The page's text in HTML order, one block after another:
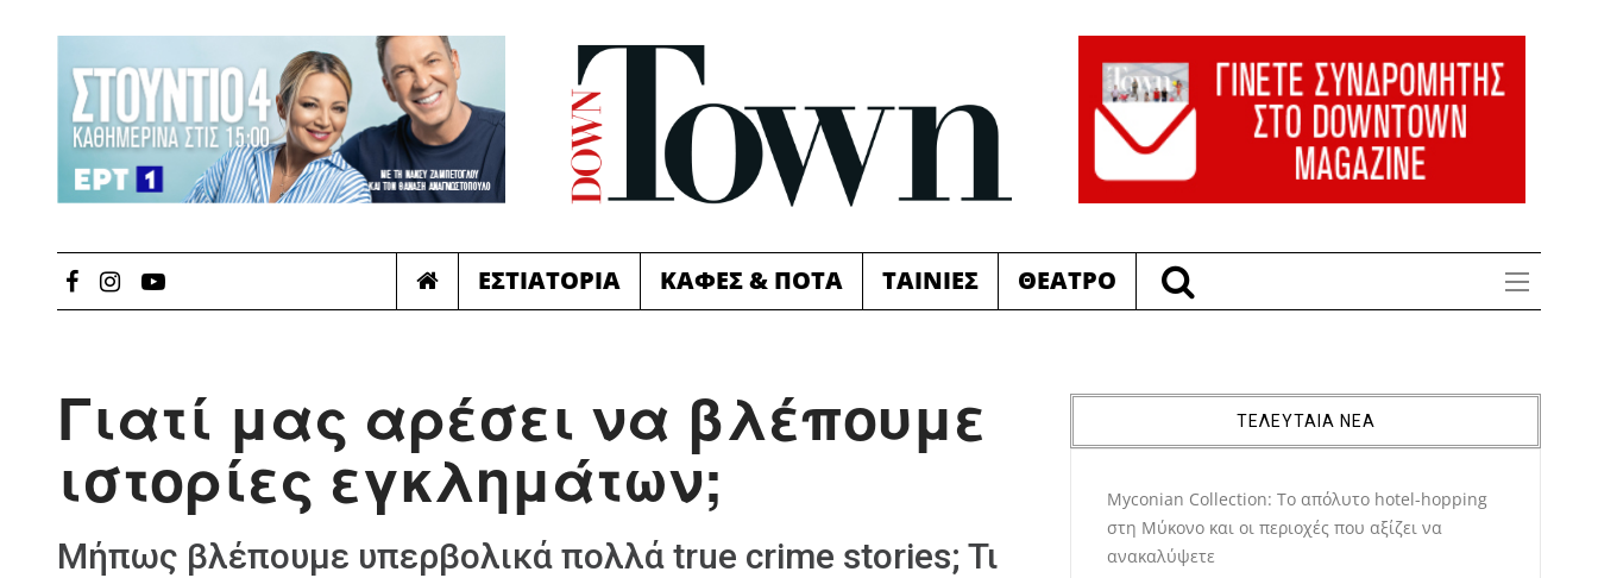
ΕΣΤΙΑΤΟΡΙΑ ΚΑΦΕΣ & ΠΟΤΑ ΤΑΙΝΙΕΣ ΘΕΑΤΡΟ
Γιατί μας αρέσει να βλέπουμε
ιστορίες εγκλημάτων;
Mήπως βλέπουμε υπερβολικά πολλά true crime stories; Τι
ΤΕΛΕΥΤΑΙΑ ΝΕΑ
Myconian Collection: Το απόλυτο hotel-hopping
στη Μύκονο και οι περιοχές που αξίζει να
ανακαλύψετε